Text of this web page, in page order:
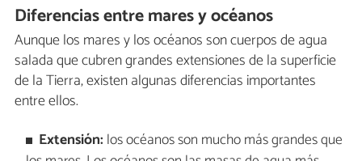
Diferencias entre mares y océanos
Aunque los mares y los océanos son cuerpos de agua
salada que cubren grandes extensiones de la superficie
de la Tierra, existen algunas diferencias importantes
entre ellos.
Extensión: los océanos son mucho más grandes que